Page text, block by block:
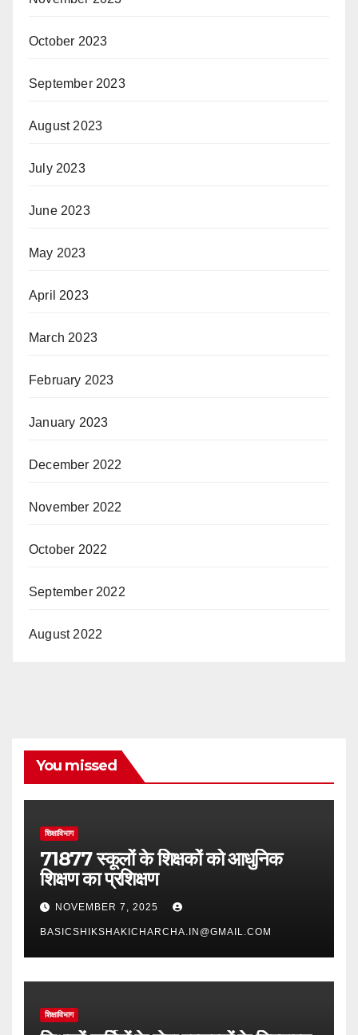
October 2023
September 2023
August 2023
July 2023
June 2023
May 2023
April 2023
March 2023
February 2023
January 2023
December 2022
November 2022
October 2022
September 2022
August 2022
You missed
शिक्षाविभाग
71877 स्कूलों के शिक्षकों को आधुनिक
शिक्षण का प्रशिक्षण
NOVEMBER 7, 2025
BASICSHIKSHAKICHARCHA.IN@GMAIL.COM
शिक्षाविभाग